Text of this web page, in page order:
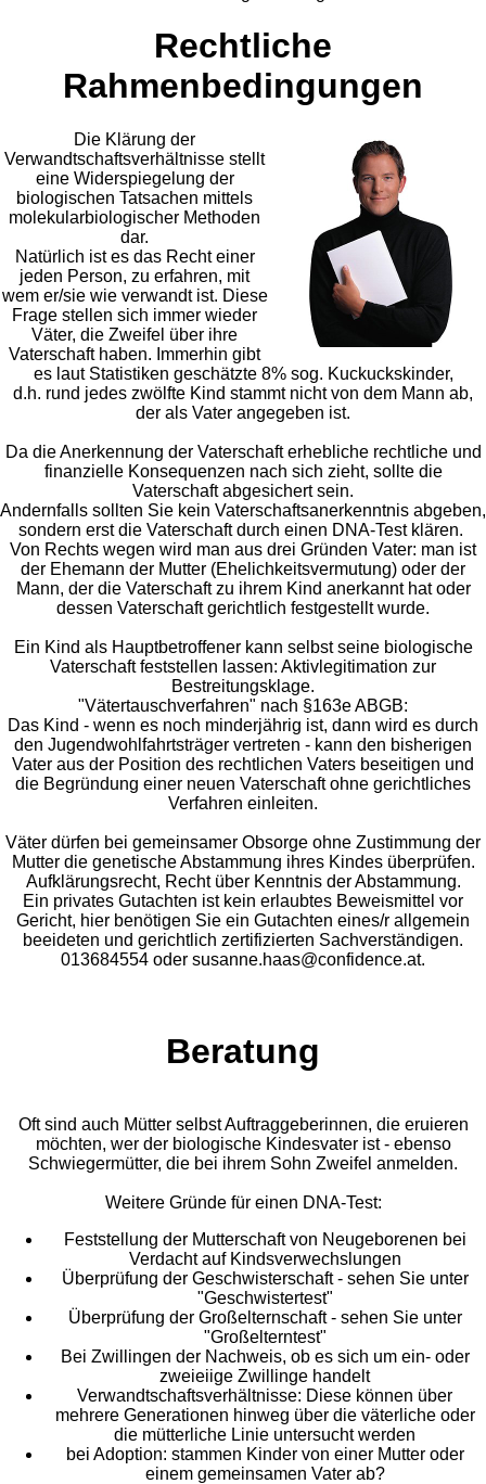
Rechtliche
Rahmenbedingungen
Die Klärung der
Verwandtschaftsverhältnisse stellt
eine Widerspiegelung der
biologischen Tatsachen mittels
molekularbiologischer Methoden
dar.
Natürlich ist es das Recht einer
jeden Person, zu erfahren, mit
wem er/sie wie verwandt ist. Diese
Frage stellen sich immer wieder
Väter, die Zweifel über ihre
Vaterschaft haben. Immerhin gibt
es laut Statistiken geschätzte 8% sog. Kuckuckskinder,
d.h. rund jedes zwölfte Kind stammt nicht von dem Mann ab,
der als Vater angegeben ist.
Da die Anerkennung der Vaterschaft erhebliche rechtliche und
finanzielle Konsequenzen nach sich zieht, sollte die
Vaterschaft abgesichert sein.
Andernfalls sollten Sie kein Vaterschaftsanerkenntnis abgeben,
sondern erst die Vaterschaft durch einen DNA-Test klären.
Von Rechts wegen wird man aus drei Gründen Vater: man ist
der Ehemann der Mutter (Ehelichkeitsvermutung) oder der
Mann, der die Vaterschaft zu ihrem Kind anerkannt hat oder
dessen Vaterschaft gerichtlich festgestellt wurde.
Ein Kind als Hauptbetroffener kann selbst seine biologische
Vaterschaft feststellen lassen: Aktivlegitimation zur
Bestreitungsklage.
"Vätertauschverfahren" nach §163e ABGB:
Das Kind - wenn es noch minderjährig ist, dann wird es durch
den Jugendwohlfahrtsträger vertreten - kann den bisherigen
Vater aus der Position des rechtlichen Vaters beseitigen und
die Begründung einer neuen Vaterschaft ohne gerichtliches
Verfahren einleiten.
Väter dürfen bei gemeinsamer Obsorge ohne Zustimmung der
Mutter die genetische Abstammung ihres Kindes überprüfen.
Aufklärungsrecht, Recht über Kenntnis der Abstammung.
Ein privates Gutachten ist kein erlaubtes Beweismittel vor
Gericht, hier benötigen Sie ein Gutachten eines/r allgemein
beeideten und gerichtlich zertifizierten Sachverständigen.
013684554 oder susanne.haas@confidence.at.
Beratung
Oft sind auch Mütter selbst Auftraggeberinnen, die eruieren
möchten, wer der biologische Kindesvater ist - ebenso
Schwiegermütter, die bei ihrem Sohn Zweifel anmelden.
Weitere Gründe für einen DNA-Test:
Feststellung der Mutterschaft von Neugeborenen bei
Verdacht auf Kindsverwechslungen
Überprüfung der Geschwisterschaft - sehen Sie unter
"Geschwistertest"
Überprüfung der Großelternschaft - sehen Sie unter
"Großelterntest"
Bei Zwillingen der Nachweis, ob es sich um ein- oder
zweieiige Zwillinge handelt
Verwandtschaftsverhältnisse: Diese können über
mehrere Generationen hinweg über die väterliche oder
die mütterliche Linie untersucht werden
bei Adoption: stammen Kinder von einer Mutter oder
einem gemeinsamen Vater ab?